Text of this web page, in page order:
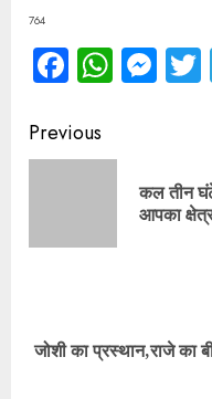
764
Facebook
Continue
Reading
Previous
कल तीन
आपका
Next
जोशी का प्रस्थान,राजे का